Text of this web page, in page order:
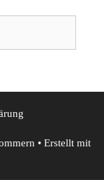
• Erstellt mit